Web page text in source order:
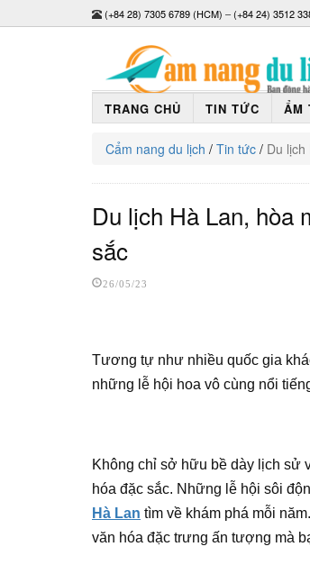
(+84 28) 7305 6789 (HCM) –(+84 24) 3512
TRANG CHỦ TIN TỨC ẨM
Cẩm nang du lịch / Tin tức / Du
Du lịch Hà Lan, hòa
sắc
26/05/23
Tương tự như nhiều quốc gia
những lễ hội hoa vô cùng nổi
Không chỉ sở hữu bề dày lịch sử
hóa đặc sắc. Những lễ hội sôi
Hà Lan tìm về khám phá mỗi
văn hóa đặc trưng ấn tượng mà